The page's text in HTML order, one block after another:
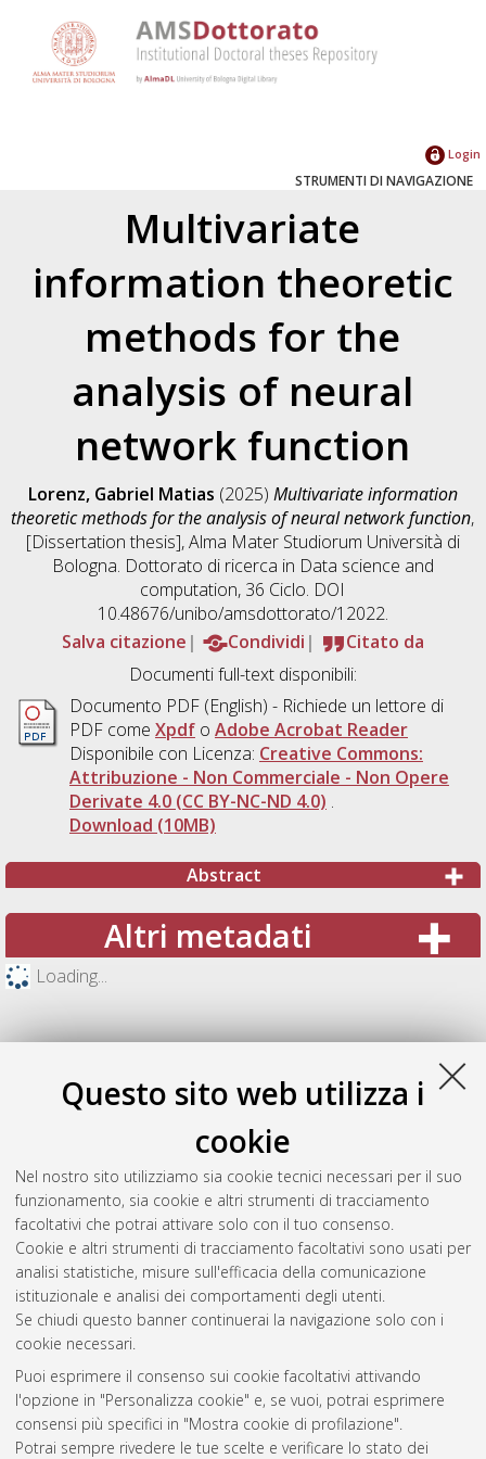
Questo sito web utilizza i
cookie
Nel nostro sito utilizziamo sia cookie tecnici necessari per il suo
funzionamento, sia cookie e altri strumenti di tracciamento
facoltativi che potrai attivare solo con il tuo consenso.
Cookie e altri strumenti di tracciamento facoltativi sono usati per
analisi statistiche, misure sull'efficacia della comunicazione
istituzionale e analisi dei comportamenti degli utenti.
Se chiudi questo banner continuerai la navigazione solo con i
cookie necessari.
Puoi esprimere il consenso sui cookie facoltativi attivando
l'opzione in "Personalizza cookie" e, se vuoi, potrai esprimere
consensi più specifici in "Mostra cookie di profilazione".
Potrai sempre rivedere le tue scelte e verificare lo stato dei
Login
STRUMENTI DI NAVIGAZIONE
Multivariate
information theoretic
methods for the
analysis of neural
network function
Lorenz, Gabriel Matias (2025) Multivariate information
theoretic methods for the analysis of neural network function,
[Dissertation thesis], Alma Mater Studiorum Università di
Bologna. Dottorato di ricerca in Data science and
computation, 36 Ciclo. DOI
10.48676/unibo/amsdottorato/12022.
Salva citazione
Condividi
Citato da
Documenti full-text disponibili:
Documento PDF(English) - Richiede un lettore di
PDF come Xpdfo Adobe Acrobat Reader
Disponibile con Licenza: Creative Commons:
Attribuzione - Non Commerciale - Non Opere
Derivate 4.0 (CC BY-NC-ND 4.0) .
Download (10MB)
Abstract
Altri metadati
Loading...
Gestione del documento:
Atom
Rss 1.0
Rss 2.0